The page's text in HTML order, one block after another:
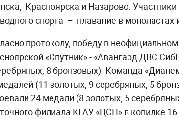
Красноярска и Назарово.
спорта – плавание в моноластах
протоколу, победу в
«Спутник» - «Авангард ДВС
8 бронзовых). Команда
(11 золотых, 9 серебряных, 5
24 медали (8 золотых, 5
филиала КГАУ «ЦСП» в копилке